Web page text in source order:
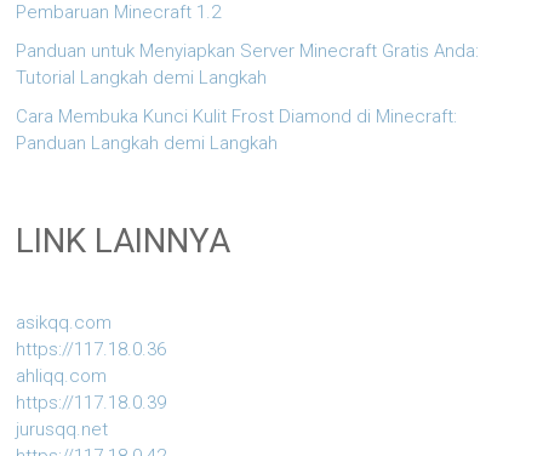
Pembaruan Minecraft 1.2
Panduan untuk Menyiapkan Server Minecraft Gratis Anda:
Tutorial Langkah demi Langkah
Cara Membuka Kunci Kulit Frost Diamond di Minecraft:
Panduan Langkah demi Langkah
LINK LAINNYA
asikqq.com
https://117.18.0.36
ahliqq.com
https://117.18.0.39
jurusqq.net